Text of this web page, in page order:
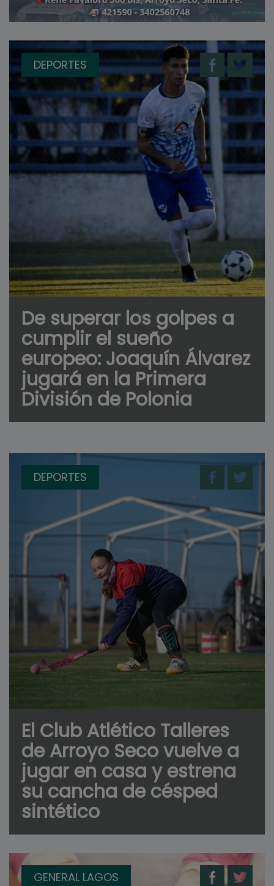
DEPORTES
De superar los golpes a
cumplir el sueño
europeo: Joaquín Álvarez
jugará en la Primera
División de Polonia
DEPORTES
El Club Atlético Talleres
de Arroyo Seco vuelve a
jugar en casa y estrena
su cancha de césped
sintético
GENERAL LAGOS